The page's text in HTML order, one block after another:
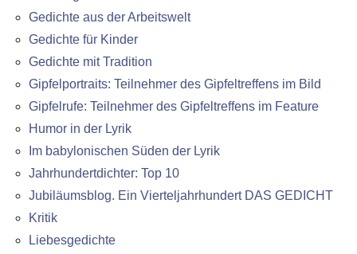
Gedichte aus der Arbeitswelt
Gedichte für Kinder
Gedichte mit Tradition
Gipfelportraits: Teilnehmer des Gipfeltreffens im Bild
Gipfelrufe: Teilnehmer des Gipfeltreffens im Feature
Humor in der Lyrik
Im babylonischen Süden der Lyrik
Jahrhundertdichter: Top 10
Jubiläumsblog. Ein Vierteljahrhundert DAS GEDICHT
Kritik
Liebesgedichte